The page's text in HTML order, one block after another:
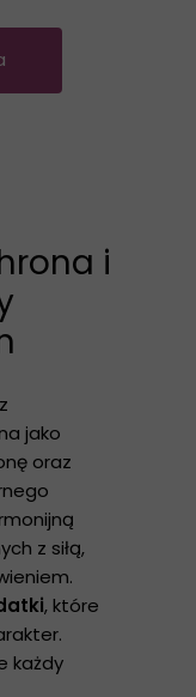
i
jako
oraz
z siłą,
, które
każdy